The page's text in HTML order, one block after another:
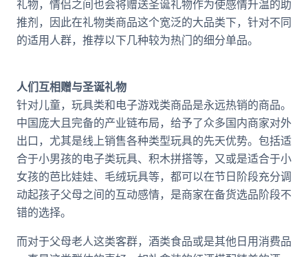
礼物，情侣之间也会将赠送圣诞礼物作为使感情升温的助
推剂，因此在礼物类商品这个宽泛的大品类下，针对不同
的适用人群，推荐以下几种较为热门的细分单品。
人们互相赠与圣诞礼物
针对儿童，玩具类和电子游戏类商品是永远热销的商品。
中国庞大且完备的产业链布局，给予了众多国内商家对外
出口，尤其是线上销售各种类型玩具的先天优势。包括适
合于小男孩的电子类玩具、积木拼搭等，又或是适合于小
女孩的芭比娃娃、毛绒玩具等，都可以在节日阶段充分调
动起孩子父母之间的互动感情，是商家在备货选品阶段不
错的选择。
而对于父母老人这类客群，酒类食品或是其他日用消费品